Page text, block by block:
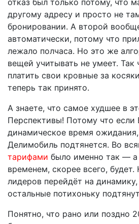
другому адресу и просто не
бронировании. А второй
автоматически, потому что
лежало полчаса. Но это же
вещей учитывать не умеет. Так
платить свои кровные за
теперь так принято.
А знаете, что самое худшее в
Перспективы! Потому что если
динамическое время
Делимобиль подтянется. Во
тарифами было именно так — а
временем, скорее всего,
лидеров перейдёт на
остальные потихоньку
Понятно, что рано или поздно